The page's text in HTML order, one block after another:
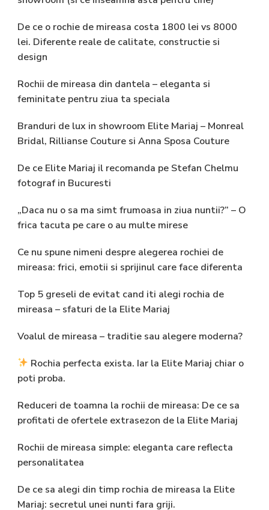
De ce o rochie de mireasa costa 1800 lei vs 8000
lei. Diferente reale de calitate, constructie si
design
Rochii de mireasa din dantela – eleganta si
feminitate pentru ziua ta speciala
Branduri de lux in showroom Elite Mariaj – Monreal
Bridal, Rillianse Couture si Anna Sposa Couture
De ce Elite Mariaj il recomanda pe Stefan Chelmu
fotograf in Bucuresti
„Daca nu o sa ma simt frumoasa in ziua nuntii?” – O
frica tacuta pe care o au multe mirese
Ce nu spune nimeni despre alegerea rochiei de
mireasa: frici, emotii si sprijinul care face diferenta
Top 5 greseli de evitat cand iti alegi rochia de
mireasa – sfaturi de la Elite Mariaj
Voalul de mireasa – traditie sau alegere moderna?
Rochia perfecta exista. Iar la Elite Mariaj chiar o
poti proba.
Reduceri de toamna la rochii de mireasa: De ce sa
profitati de ofertele extrasezon de la Elite Mariaj
Rochii de mireasa simple: eleganta care reflecta
personalitatea
De ce sa alegi din timp rochia de mireasa la Elite
Mariaj: secretul unei nunti fara griji.